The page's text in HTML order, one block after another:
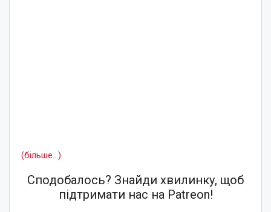
(більше…)
Сподобалось? Знайди хвилинку, щоб
підтримати нас на Patreon!